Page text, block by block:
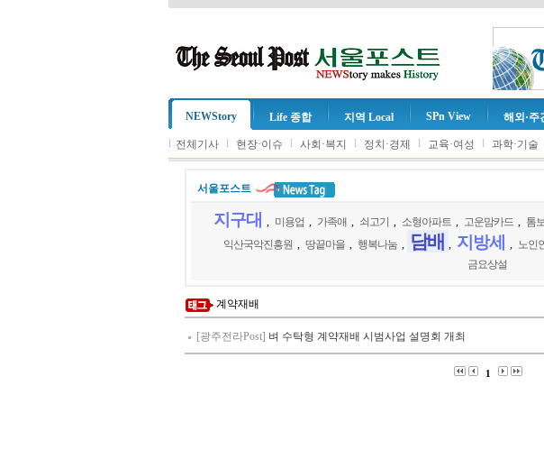
NEWStory Life 종합 지역 Local SPn View 해외·주
l 전체기사 l 현장·이슈 l 사회·복지 l 정치·경제 l 교육·여성 l 과학·기술
서울포스트
지구대 미용업 가족애 쇠고기 소형아파트 고운맘카드 톰
익산국악진흥원
땅끝마을 행복나눔 담배 지방세 노인
금요상설
계약재배
[광주전라Post] 벼 수탁형 계약재배 시범사업 설명회 개최
1